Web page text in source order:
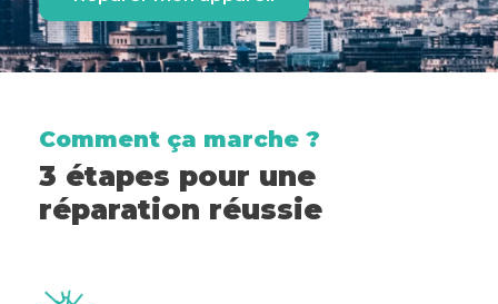
Comment ça marche ?
3 étapes pour une
réparation réussie